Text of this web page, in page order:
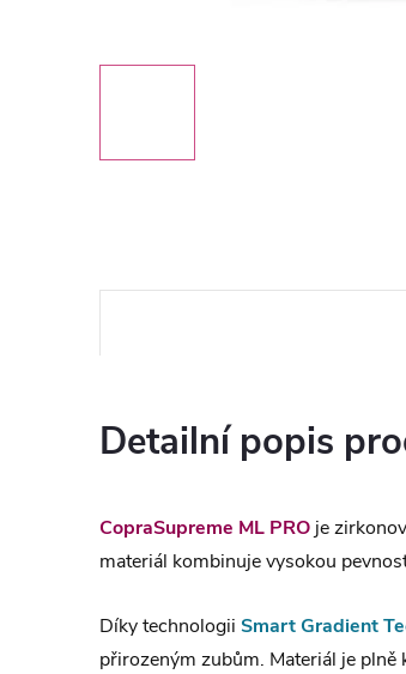
Detailní popis
CopraSupreme ML PRO je
materiál kombinuje vysokou
Díky technologii Smart Gradient
přirozeným zubům. Materiál je